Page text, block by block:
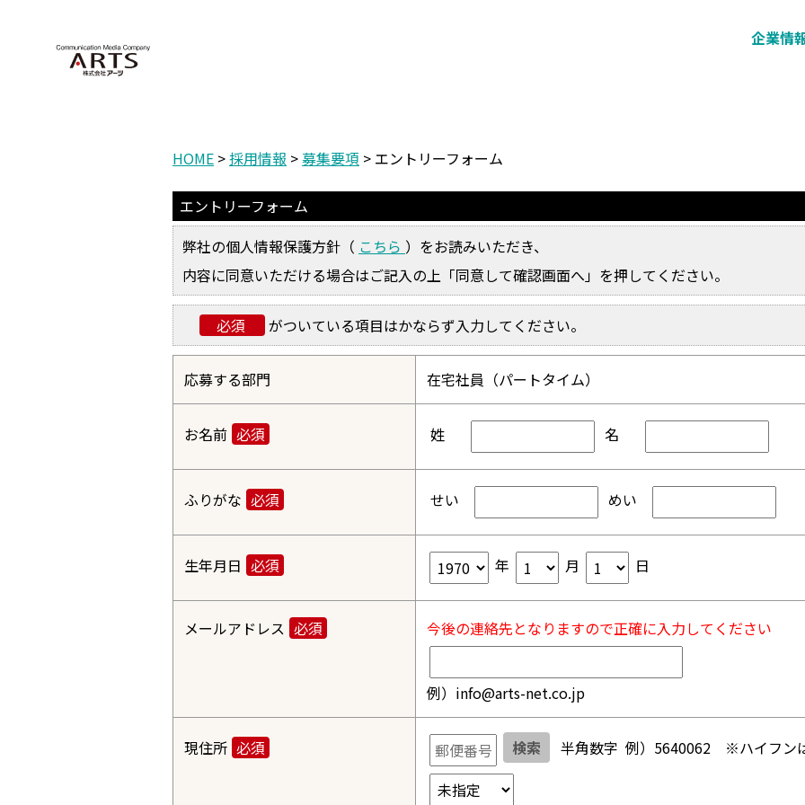
企業情
HOME >採用情報 >募集要項 > エントリーフォーム
エントリーフォーム
弊社の個人情報保護方針（ こちら ）をお読みいただき、
内容に同意いただける場合はご記入の上「同意して確認画面へ」を押してください。
必須 がついている項目はかならず入力してください。
応募する部門 在宅社員（パートタイム）
お名前 必須 姓 名
ふりがな 必須 せい めい
生年月日 必須 年 月 日
メールアドレス 必須 今後の連絡先となりますので正確に入力してください
例）info@arts-net.co.jp
現住所 必須 検索 半角数字 例）5640062 ※ハイフン